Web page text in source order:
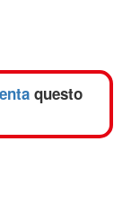
questo